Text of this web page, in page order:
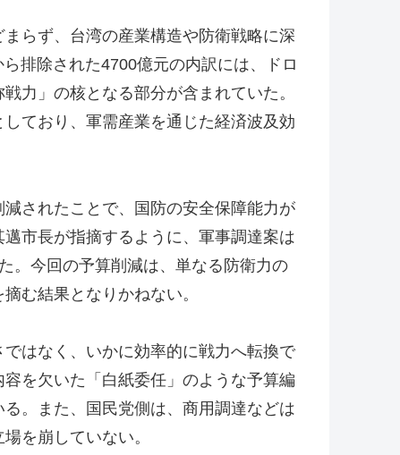
らず、台湾の産業構造や防衛戦略に深
排除された4700億元の内訳には、ドロ
力」の核となる部分が含まれていた。
ており、軍需産業を通じた経済波及効
されたことで、国防の安全保障能力が
市長が指摘するように、軍事調達案は
。今回の予算削減は、単なる防衛力の
む結果となりかねない。
はなく、いかに効率的に戦力へ転換で
を欠いた「白紙委任」のような予算編
。また、国民党側は、商用調達などは
を崩していない。